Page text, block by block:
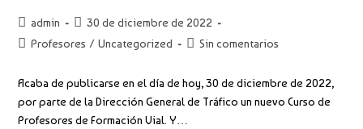
Autor
de
admin
Publicación
30 de diciembre de 2022
Categoría
la
Profesores / Uncategorized
Comentarios
entrada:
Sin comentarios
Acaba de publicarse en el día de hoy, 30 de diciembre de 2022,
por parte de la Dirección General de Tráfico un nuevo Curso de
Profesores de Formación Vial. Y…